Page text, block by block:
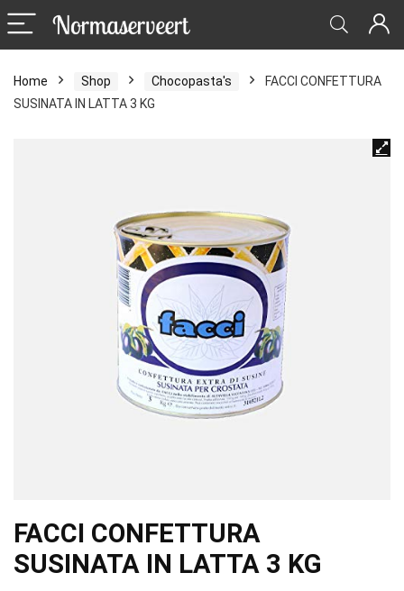
Home Shop Chocopasta's
FACCI CONFETTURA
SUSINATA IN LATTA 3 KG
FACCI CONFETTURA
SUSINATA IN LATTA 3 KG